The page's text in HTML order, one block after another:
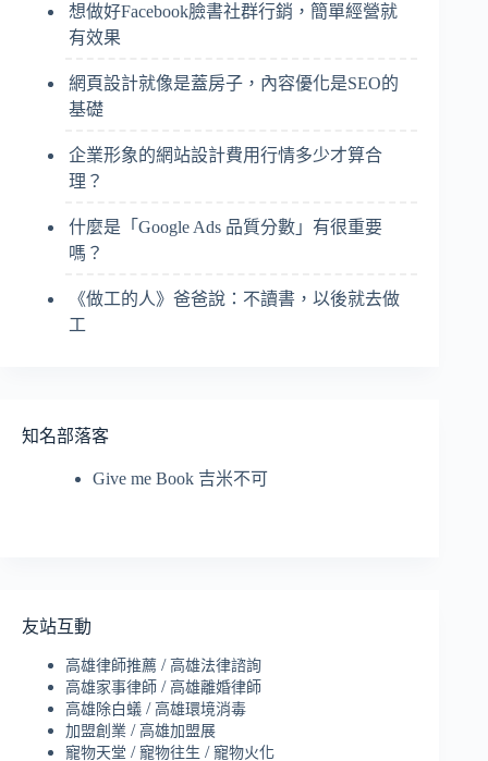
想做好Facebook臉書社群行銷，簡單經營就
有效果
網頁設計就像是蓋房子，內容優化是SEO的
基礎
企業形象的網站設計費用行情多少才算合
理？
什麼是「Google Ads 品質分數」有很重要
嗎？
《做工的人》爸爸說：不讀書，以後就去做
工
知名部落客
Give me Book 吉米不可
友站互動
高雄律師推薦 / 高雄法律諮詢
高雄家事律師 / 高雄離婚律師
高雄除白蟻 / 高雄環境消毒
加盟創業 / 高雄加盟展
寵物天堂 / 寵物往生 / 寵物火化